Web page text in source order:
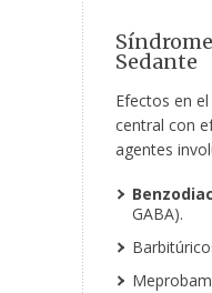
Sedante
Efectos en
central con
agentes
GABA).